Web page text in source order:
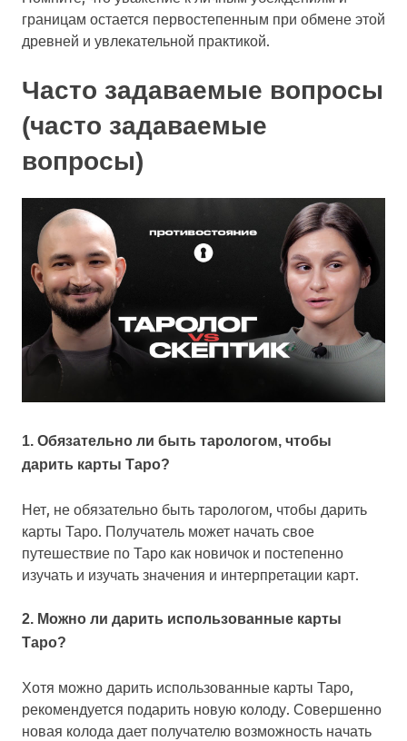
границам остается первостепенным при обмене этой
древней и увлекательной практикой.
Часто задаваемые вопросы
(часто задаваемые
вопросы)
1. Обязательно ли быть тарологом, чтобы
дарить карты Таро?
Нет, не обязательно быть тарологом, чтобы дарить
карты Таро. Получатель может начать свое
путешествие по Таро как новичок и постепенно
изучать и изучать значения и интерпретации карт.
2. Можно ли дарить использованные карты
Таро?
Хотя можно дарить использованные карты Таро,
рекомендуется подарить новую колоду. Совершенно
новая колода дает получателю возможность начать